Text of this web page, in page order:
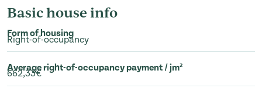
Basic house info
Form of housing
Right-of-occupancy
Average right-of-occupancy payment / jm²
662,33€